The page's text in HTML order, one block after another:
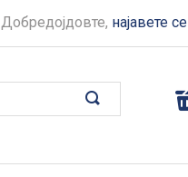
Добредојдовте, најавете се